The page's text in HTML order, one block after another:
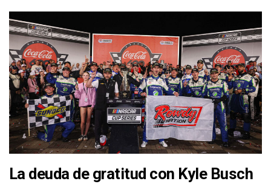
La deuda de gratitud con Kyle Busch